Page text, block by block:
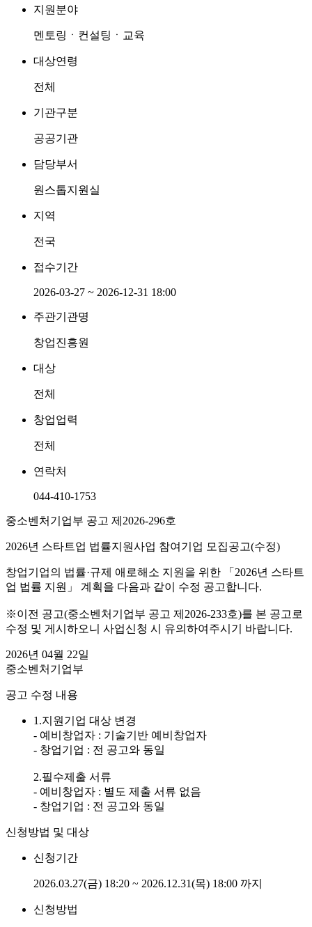
지원분야
멘토링ㆍ컨설팅ㆍ교육
대상연령
전체
기관구분
공공기관
담당부서
원스톱지원실
지역
전국
접수기간
2026-03-27 ~ 2026-12-31 18:00
주관기관명
창업진흥원
대상
전체
창업업력
전체
연락처
044-410-1753
중소벤처기업부 공고 제2026-296호
2026년 스타트업 법률지원사업 참여기업 모집공고(수정)
창업기업의 법률·규제 애로해소 지원을 위한 「2026년 스타트
업 법률 지원」 계획을 다음과 같이 수정 공고합니다.
※이전 공고(중소벤처기업부 공고 제2026-233호)를 본 공고로
수정 및 게시하오니 사업신청 시 유의하여주시기 바랍니다.
2026년 04월 22일
중소벤처기업부
공고 수정 내용
1.지원기업 대상 변경
- 예비창업자 : 기술기반 예비창업자
- 창업기업 : 전 공고와 동일
2.필수제출 서류
- 예비창업자 : 별도 제출 서류 없음
- 창업기업 : 전 공고와 동일
신청방법 및 대상
신청기간
2026.03.27(금) 18:20 ~ 2026.12.31(목) 18:00 까지
신청방법